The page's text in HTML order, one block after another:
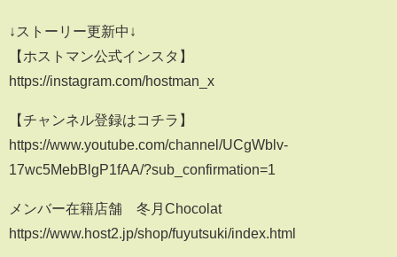
↓ストーリー更新中↓
【ホストマン公式インスタ】
https://instagram.com/hostman_x
【チャンネル登録はコチラ】
https://www.youtube.com/channel/UCgWblv-
17wc5MebBlgP1fAA/?sub_confirmation=1
メンバー在籍店舗 冬月Chocolat
https://www.host2.jp/shop/fuyutsuki/index.html